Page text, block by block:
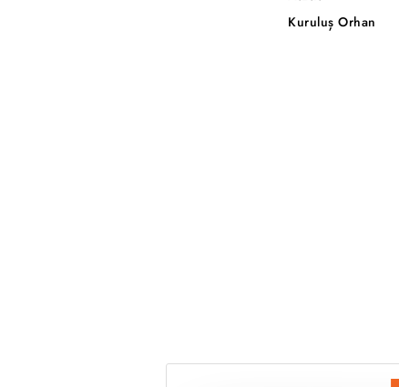
Reddet
Kuruluş Orhan